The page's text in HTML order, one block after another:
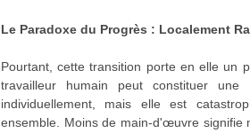
Le Paradoxe du Progrès : Localement
Pourtant, cette transition porte en elle un
travailleur humain peut constituer
individuellement, mais elle est
ensemble. Moins de main-d'œuvre signifie